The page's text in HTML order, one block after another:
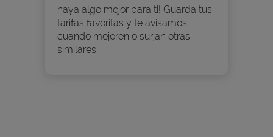
haya algo mejor para ti! Guarda tus
tarifas favoritas y te avisamos
cuando mejoren o surjan otras
similares.